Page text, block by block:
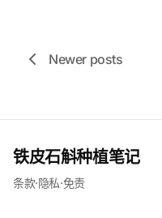
Newer posts
铁皮石斛种植笔记
条款·隐私·免责